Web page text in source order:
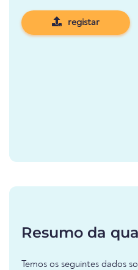
registar
Resumo da
Temos os seguintes dados